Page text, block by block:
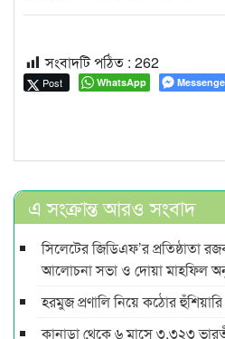
সংবাদটি পঠিত : 262
Post WhatsApp
এ সংক্রান্ত আরও সংবাদ
সিলেটের জিডিএফ’র প্রতিষ্ঠাতা
আলোচনা সভা ও দোয়া মাহফিল
হরমুজ প্রণালি নিয়ে কঠোর
কানাডা থেকে ৬ মাসে ৩,৩২৩